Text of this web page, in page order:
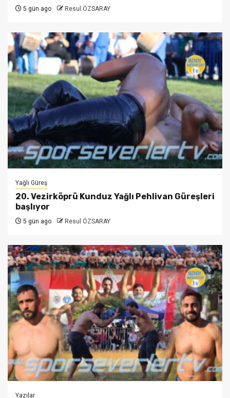
5 gün ago Resul ÖZSARAY
Yağlı Güreş
20. Vezirköprü Kunduz Yağlı Pehlivan Güreşleri
başlıyor
5 gün ago Resul ÖZSARAY
Yazılar